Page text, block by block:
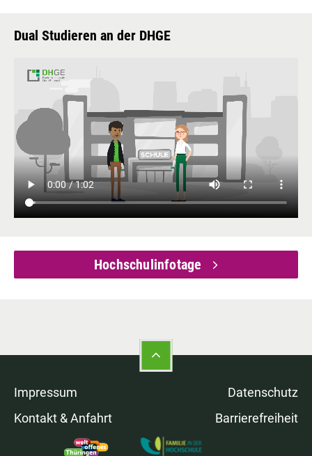
Dual Studieren an der DHGE
Hochschulinfotage
Impressum
Datenschutz
Kontakt & Anfahrt
Barrierefreiheit